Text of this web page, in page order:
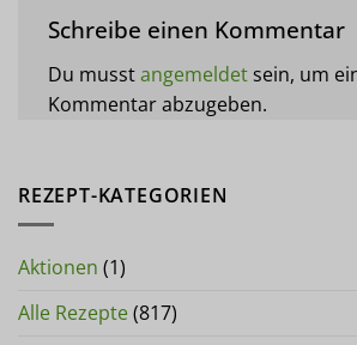
Schreibe einen Kommentar
Du musstangemeldetsein, um
Kommentar abzugeben.
REZEPT-KATEGORIEN
Aktionen (1)
Alle Rezepte(817)